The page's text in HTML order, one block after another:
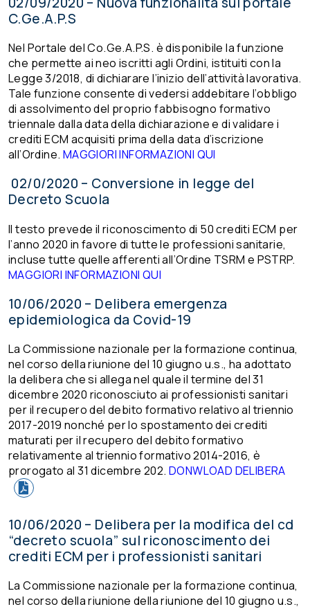
C.Ge.A.P.S
Nel Portale del Co.Ge.A.P.S. è disponibile la funzione
che permette ai neo iscritti agli Ordini, istituiti con la
Legge 3/2018, di dichiarare l’inizio dell’attività lavorativa.
Tale funzione consente di vedersi addebitare l’obbligo
di assolvimento del proprio fabbisogno formativo
triennale dalla data della dichiarazione e di validare i
crediti ECM acquisiti prima della data d’iscrizione
all’Ordine. MAGGIORI INFORMAZIONI QUI
02/0/2020 – Conversione in legge del
Decreto Scuola
Il testo prevede il riconoscimento di 50 crediti ECM per
l’anno 2020 in favore di tutte le professioni sanitarie,
incluse tutte quelle afferenti all’Ordine TSRM e PSTRP.
MAGGIORI INFORMAZIONI QUI
10/06/2020 – Delibera emergenza
epidemiologica da Covid-19
La Commissione nazionale per la formazione continua,
nel corso della riunione del 10 giugno u.s., ha adottato
la delibera che si allega nel quale iltermine del 31
dicembre 2020 riconosciuto ai professionisti sanitari
per il recupero del debito formativo relativo al triennio
2017-2019 nonché per lo spostamento dei crediti
maturati per il recupero del debito formativo
relativamente al triennio formativo 2014-2016, è
prorogato al 31 dicembre 202. DONWLOAD DELIBERA
10/06/2020 – Delibera per la modifica del cd
“decreto scuola” sul riconoscimento dei
crediti ECM per i professionisti sanitari
La Commissione nazionale per la formazione continua,
nel corso della riunione della riunione del 10 giugno u.s.,